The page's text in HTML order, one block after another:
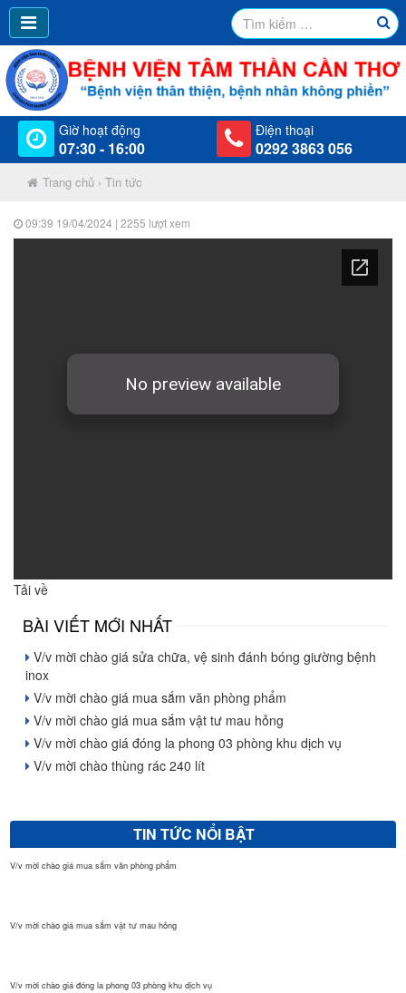
Giờ hoạt động
07:30 - 16:00
Điện thoại
0292 3863 056
Trang chủ › Tin tức
09:39 19/04/2024 | 2255 lượt xem
Tải về
BÀI VIẾT MỚI NHẤT
V/v mời chào giá sửa chữa, vệ sinh đánh bóng giường bệnh
inox
V/v mời chào giá mua sắm văn phòng phẩm
V/v mời chào giá mua sắm vật tư mau hỏng
V/v mời chào giá đóng la phong 03 phòng khu dịch vụ
V/v mời chào thùng rác 240 lít
TIN TỨC NỔI BẬT
V/v mời chào giá mua sắm văn phòng phẩm
V/v mời chào giá mua sắm vật tư mau hỏng
V/v mời chào giá đóng la phong 03 phòng khu dịch vụ